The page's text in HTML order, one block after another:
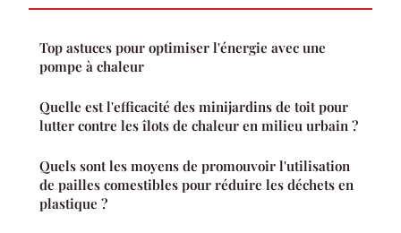
Top astuces pour optimiser l'énergie avec une
pompe à chaleur
Quelle est l'efficacité des minijardins de toit pour
lutter contre les îlots de chaleur en milieu urbain ?
Quels sont les moyens de promouvoir l'utilisation
de pailles comestibles pour réduire les déchets en
plastique ?